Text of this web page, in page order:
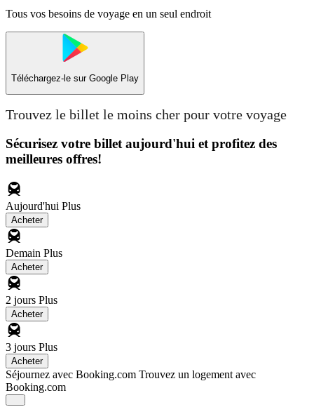
Tous vos besoins de voyage en un seul endroit
Téléchargez-le sur Google Play
Trouvez le billet le moins cher pour votre voyage
Sécurisez votre billet aujourd'hui et profitez des
meilleures offres!
Aujourd'hui Plus
Acheter
Demain Plus
Acheter
2 jours Plus
Acheter
3 jours Plus
Acheter
Séjournez avec Booking.com Trouvez un logement avec
Booking.com